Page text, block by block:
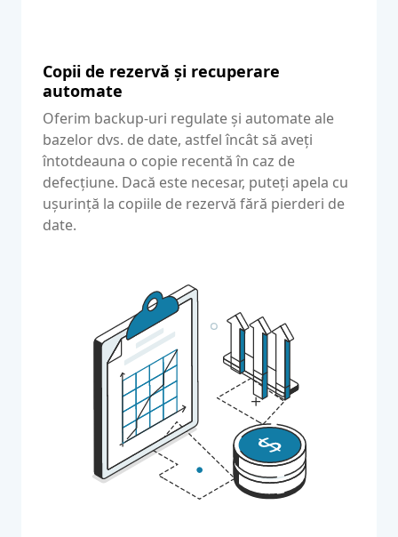
Copii de rezervă și recuperare
automate
Oferim backup-uri regulate și automate ale
bazelor dvs. de date, astfel încât să aveți
întotdeauna o copie recentă în caz de
defecțiune. Dacă este necesar, puteți apela cu
ușurință la copiile de rezervă fără pierderi de
date.